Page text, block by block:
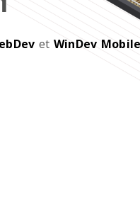
et WinDev